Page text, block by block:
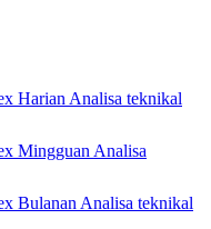
Harian Analisa teknikal
Mingguan Analisa
Bulanan Analisa teknikal